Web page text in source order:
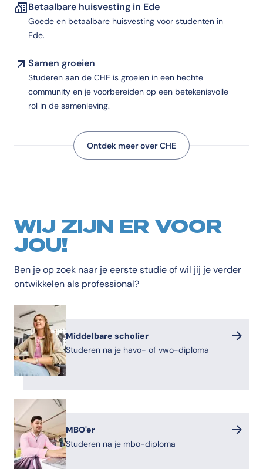
Betaalbare huisvesting in Ede
Goede en betaalbare huisvesting voor studenten in
Ede.
Samen groeien
Studeren aan de CHE is groeien in een hechte
community en je voorbereiden op een betekenisvolle
rol in de samenleving.
Ontdek meer over CHE
WIJ ZIJN ER VOOR
JOU!
Ben je op zoek naar je eerste studie of wil jij je verder
ontwikkelen als professional?
Middelbare scholier
Studeren na je havo- of vwo-diploma
MBO'er
Studeren na je mbo-diploma